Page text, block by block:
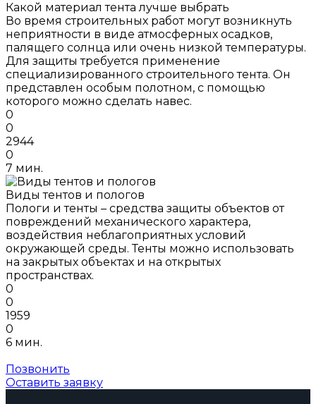
Какой материал тента лучше выбрать
Во время строительных работ могут возникнуть
неприятности в виде атмосферных осадков,
палящего солнца или очень низкой температуры.
Для защиты требуется применение
специализированного строительного тента. Он
представлен особым полотном, с помощью
которого можно сделать навес.
0
0
2944
0
7 мин.
Виды тентов и пологов
Пологи и тенты – средства защиты объектов от
повреждений механического характера,
воздействия неблагоприятных условий
окружающей среды. Тенты можно использовать
на закрытых объектах и на открытых
пространствах.
0
0
1959
0
6 мин.
Позвонить
Оставить заявку